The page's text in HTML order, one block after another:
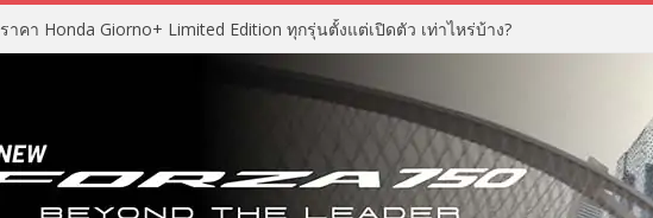
ราคา Honda Giorno+ Limited Edition ทุกรุ่นตั้งแต่เปิดตัว เท่าไหร่บ้าง?